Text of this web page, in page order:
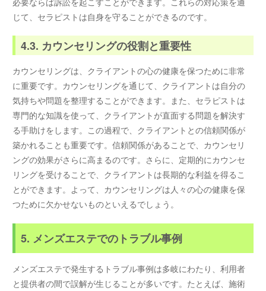
じて、セラピストは自身を守ることができるのです。
4.3. カウンセリングの役割と重要性
カウンセリングは、クライアントの心の健康を保つために非常
に重要です。カウンセリングを通じて、クライアントは自分の
気持ちや問題を整理することができます。また、セラピストは
専門的な知識を使って、クライアントが直面する問題を解決す
る手助けをします。この過程で、クライアントとの信頼関係が
築かれることも重要です。信頼関係があることで、カウンセリ
ングの効果がさらに高まるのです。さらに、定期的にカウンセ
リングを受けることで、クライアントは長期的な利益を得るこ
とができます。よって、カウンセリングは人々の心の健康を保
つために欠かせないものといえるでしょう。
5. メンズエステでのトラブル事例
メンズエステで発生するトラブル事例は多岐にわたり、利用者
と提供者の間で誤解が生じることが多いです。たとえば、施術